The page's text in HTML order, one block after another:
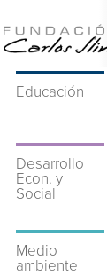
Educación
Desarrollo
Econ. y
Social
Medio
ambiente